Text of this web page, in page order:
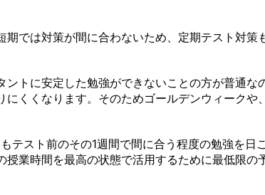
では対策が間に合わないため、定期テスト対策
トに安定した勉強ができないことの方が普通な
くくなります。そのためゴールデンウィークや
スト前のその1週間で間に合う程度の勉強を日
業時間を最高の状態で活用するために最低限の